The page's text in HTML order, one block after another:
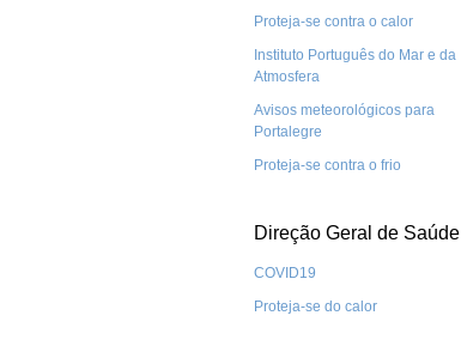
Proteja-se contra o calor
Instituto Português do Mar e da
Atmosfera
Avisos meteorológicos para
Portalegre
Proteja-se contra o frio
Direção Geral de Saúde
COVID19
Proteja-se do calor